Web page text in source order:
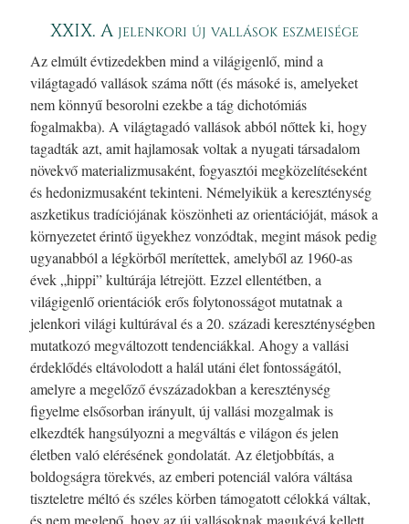
XXIX. A jelenkori új vallások eszmeisége
Az elmúlt évtizedekben mind a világigenlő, mind a
világtagadó vallások száma nőtt (és másoké is, amelyeket
nem könnyű besorolni ezekbe a tág dichotómiás
fogalmakba). A világtagadó vallások abból nőttek ki, hogy
tagadták azt, amit hajlamosak voltak a nyugati társadalom
növekvő materializmusaként, fogyasztói megközelítéseként
és hedonizmusaként tekinteni. Némelyikük a kereszténység
aszketikus tradíciójának köszönheti az orientációját, mások a
környezetet érintő ügyekhez vonzódtak, megint mások pedig
ugyanabból a légkörből merítettek, amelyből az 1960-as
évek „hippi” kultúrája létrejött. Ezzel ellentétben, a
világigenlő orientációk erős folytonosságot mutatnak a
jelenkori világi kultúrával és a 20. századi kereszténységben
mutatkozó megváltozott tendenciákkal. Ahogy a vallási
érdeklődés eltávolodott a halál utáni élet fontosságától,
amelyre a megelőző évszázadokban a kereszténység
figyelme elsősorban irányult, új vallási mozgalmak is
elkezdték hangsúlyozni a megváltás e világon és jelen
életben való elérésének gondolatát. Az életjobbítás, a
boldogságra törekvés, az emberi potenciál valóra váltása
tiszteletre méltó és széles körben támogatott célokká váltak,
és nem meglepő, hogy az új vallásoknak magukévá kellett